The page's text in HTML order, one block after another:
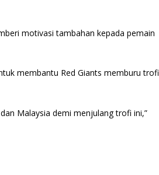
motivasi tambahan kepada pemain
membantu Red Giants memburu trofi
Malaysia demi menjulang trofi ini,”